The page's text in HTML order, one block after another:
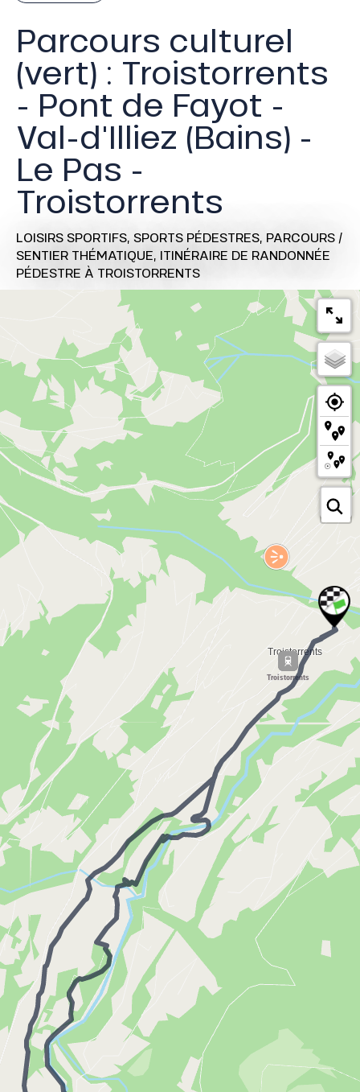
Parcours culturel
(vert) : Troistorrents
- Pont de Fayot -
Val-d'Illiez (Bains) -
Le Pas -
Troistorrents
LOISIRS SPORTIFS, SPORTS PÉDESTRES, PARCOURS /
SENTIER THÉMATIQUE, ITINÉRAIRE DE RANDONNÉE
PÉDESTRE À TROISTORRENTS